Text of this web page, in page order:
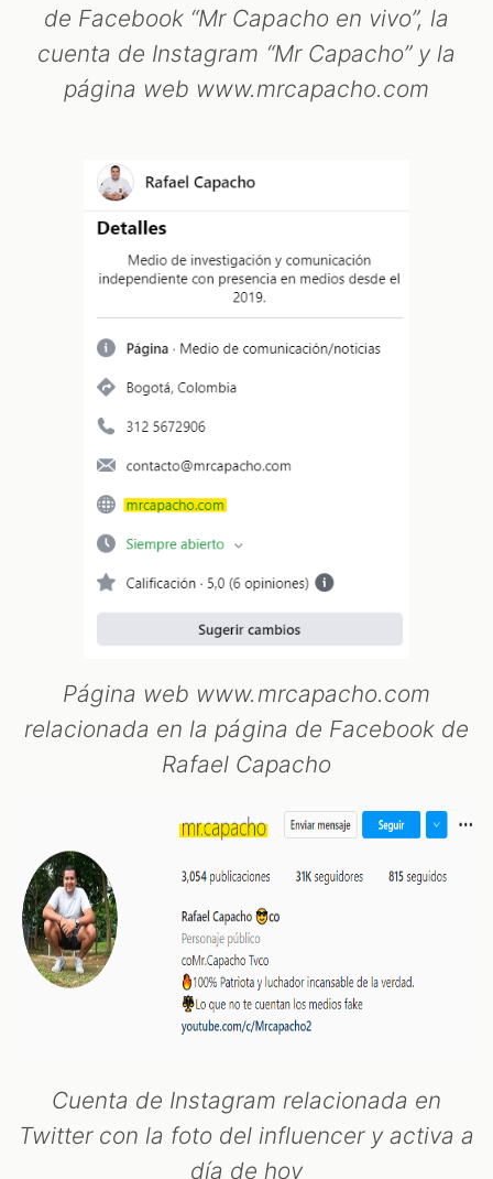
de Facebook “Mr Capacho en vivo”, la
cuenta de Instagram “Mr Capacho” y la
página web www.mrcapacho.com
Página web www.mrcapacho.com
relacionada en la página de Facebook de
Rafael Capacho
Cuenta de Instagram relacionada en
Twitter con la foto del influencer y activa a
día de hoy